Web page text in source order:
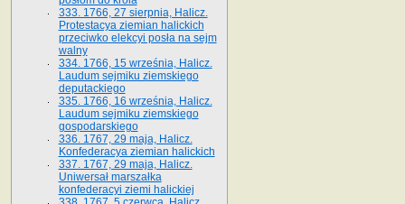
333. 1766, 27 sierpnia, Halicz.
Protestacya ziemian halickich
przeciwko elekcyi posła na sejm
walny
334. 1766, 15 września, Halicz.
Laudum sejmiku ziemskiego
deputackiego
335. 1766, 16 września, Halicz.
Laudum sejmiku ziemskiego
gospodarskiego
336. 1767, 29 maja, Halicz.
Konfederacya ziemian halickich
337. 1767, 29 maja, Halicz.
Uniwersał marszałka
konfederacyi ziemi halickiej